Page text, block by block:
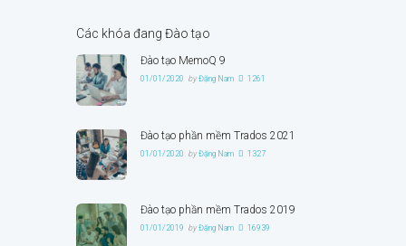
Các khóa đang Đào tạo
Đào tạo MemoQ 9
01/01/2020 byĐặng Nam 1261
Đào tạo phần mềm Trados 2021
01/01/2020 byĐặng Nam 1327
Đào tạo phần mềm Trados 2019
01/01/2019 byĐặng Nam 16939